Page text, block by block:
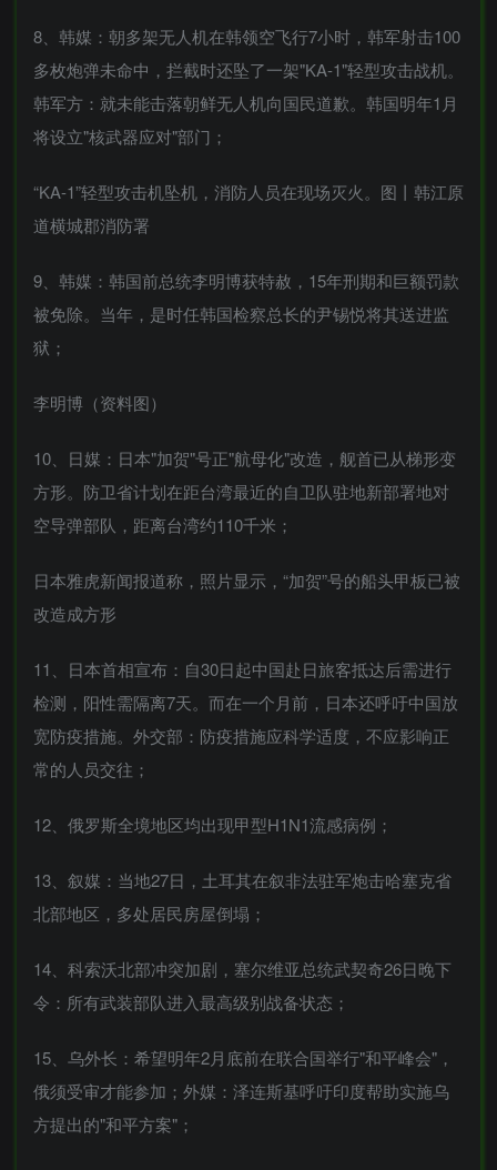
8、韩媒：朝多架无人机在韩领空飞行7小时，韩军射击100
多枚炮弹未命中，拦截时还坠了一架"KA-1"轻型攻击战机。
韩军方：就未能击落朝鲜无人机向国民道歉。韩国明年1月
将设立"核武器应对"部门；
“KA-1”轻型攻击机坠机，消防人员在现场灭火。图丨韩江原
道横城郡消防署
9、韩媒：韩国前总统李明博获特赦，15年刑期和巨额罚款
被免除。当年，是时任韩国检察总长的尹锡悦将其送进监
狱；
李明博（资料图）
10、日媒：日本"加贺"号正"航母化"改造，舰首已从梯形变
方形。防卫省计划在距台湾最近的自卫队驻地新部署地对
空导弹部队，距离台湾约110千米；
日本雅虎新闻报道称，照片显示，“加贺”号的船头甲板已被
改造成方形
11、日本首相宣布：自30日起中国赴日旅客抵达后需进行
检测，阳性需隔离7天。而在一个月前，日本还呼吁中国放
宽防疫措施。外交部：防疫措施应科学适度，不应影响正
常的人员交往；
12、俄罗斯全境地区均出现甲型H1N1流感病例；
13、叙媒：当地27日，土耳其在叙非法驻军炮击哈塞克省
北部地区，多处居民房屋倒塌；
14、科索沃北部冲突加剧，塞尔维亚总统武契奇26日晚下
令：所有武装部队进入最高级别战备状态；
15、乌外长：希望明年2月底前在联合国举行"和平峰会"，
俄须受审才能参加；外媒：泽连斯基呼吁印度帮助实施乌
方提出的"和平方案"；